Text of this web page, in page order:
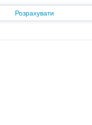
Розрахувати